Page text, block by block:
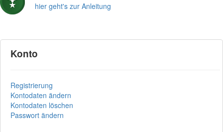
hier geht's zur Anleitung
Konto
Registrierung
Kontodaten ändern
Kontodaten löschen
Passwort ändern